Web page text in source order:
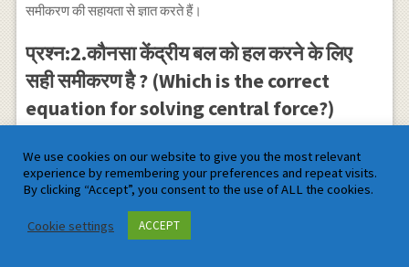
समीकरण की सहायता से ज्ञात करते हैं।
प्रश्न:2.कौनसा केंद्रीय बल को हल करने के लिए
सही समीकरण है ? (Which is the correct
equation for solving central force?)
समान वृत्तीय गति में होते हैं क्योंकि बल एक निश्चित बिंदु पर वस्तु को रखता है।
इसे निम्न अवकल समीकरण के द्वारा ज्ञात किया जाता है-
\Rightarrow
\frac{P}
{h^{2} u^{2}}
2 u
प्रश्न:3.केंद्रीय बल गति क्या है? (What is
We use cookies on our website to give you the most relevant
experience by remembering your preferences and repeat visits.
By clicking “Accept”, you consent to the use of ALL the cookies.
Cookie settings ACCEPT